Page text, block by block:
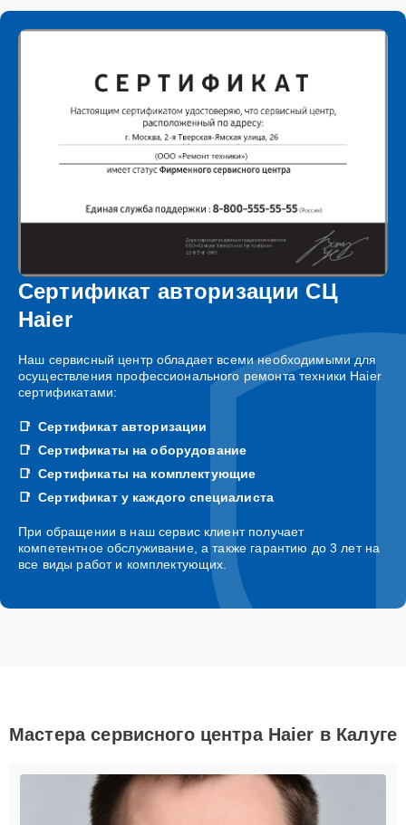
Сертификат авторизации СЦ
Haier
Наш сервисный центр обладает всеми необходимыми для
осуществления профессионального ремонта техники Haier
сертификатами:
Сертификат авторизации
Сертификаты на оборудование
Сертификаты на комплектующие
Сертификат у каждого специалиста
При обращении в наш сервис клиент получает
компетентное обслуживание, а также гарантию до 3 лет на
все виды работ и комплектующих.
Мастера сервисного центра Haier в Калуге